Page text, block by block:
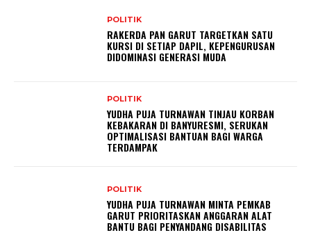
POLITIK
RAKERDA PAN GARUT TARGETKAN SATU
KURSI DI SETIAP DAPIL, KEPENGURUSAN
DIDOMINASI GENERASI MUDA
POLITIK
YUDHA PUJA TURNAWAN TINJAU KORBAN
KEBAKARAN DI BANYURESMI, SERUKAN
OPTIMALISASI BANTUAN BAGI WARGA
TERDAMPAK
POLITIK
YUDHA PUJA TURNAWAN MINTA PEMKAB
GARUT PRIORITASKAN ANGGARAN ALAT
BANTU BAGI PENYANDANG DISABILITAS